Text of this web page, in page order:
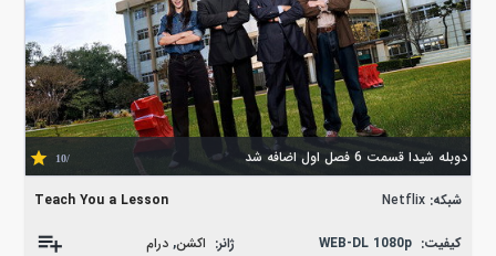
دوبله شیدا قسمت 6 فصل اول اضافه شد /10
Teach You a Lesson شبکه: Netflix
کیفیت: WEB-DL 1080p ژانر: اکشن, درام